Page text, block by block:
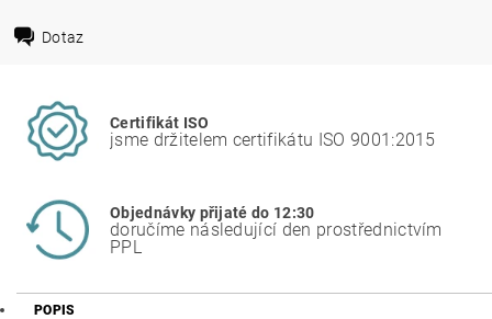
Dotaz
Certifikát ISO
jsme držitelem certifikátu ISO 9001:2015
Objednávky přijaté do 12:30
doručíme následující den prostřednictvím
PPL
POPIS